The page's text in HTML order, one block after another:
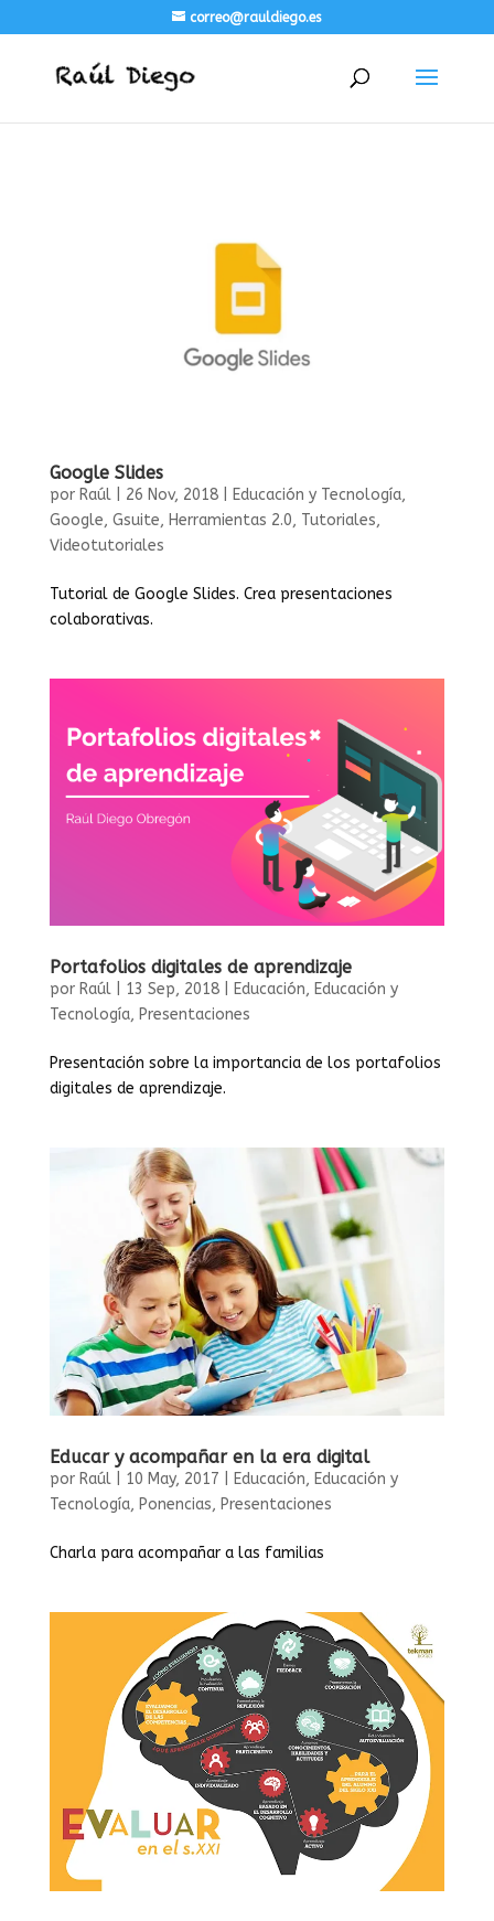
correo@rauldiego.es
Google Slides
por Raúl| 26 Nov, 2018| Educación y Tecnología,
Google, Gsuite, Herramientas 2.0, Tutoriales,
Videotutoriales
Tutorial de Google Slides. Crea presentaciones
colaborativas.
Portafolios digitales de aprendizaje
por Raúl| 13 Sep, 2018| Educación, Educación y
Tecnología, Presentaciones
Presentación sobre la importancia de los portafolios
digitales de aprendizaje.
Educar y acompañar en la era digital
por Raúl| 10 May, 2017 Educación, Educación y
Tecnología, Ponencias, Presentaciones
Charla para acompañar a las familias